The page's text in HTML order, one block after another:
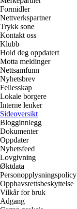
Formidler
Nettverkspartner
Trykk sone
Kontakt oss
Klubb
Hold deg oppdatert
Motta meldinger
Nettsamfunn
Nyhetsbrev
Fellesskap
Lokale borgere
Interne lenker
Sideoversikt
Blogginnlegg
Dokumenter
Oppdater
Nyhetsfeed
Lovgivning
Øktdata
Personopplysningspolicy
Opphavsrettsbeskyttelse
Vilkår for bruk
Adgang